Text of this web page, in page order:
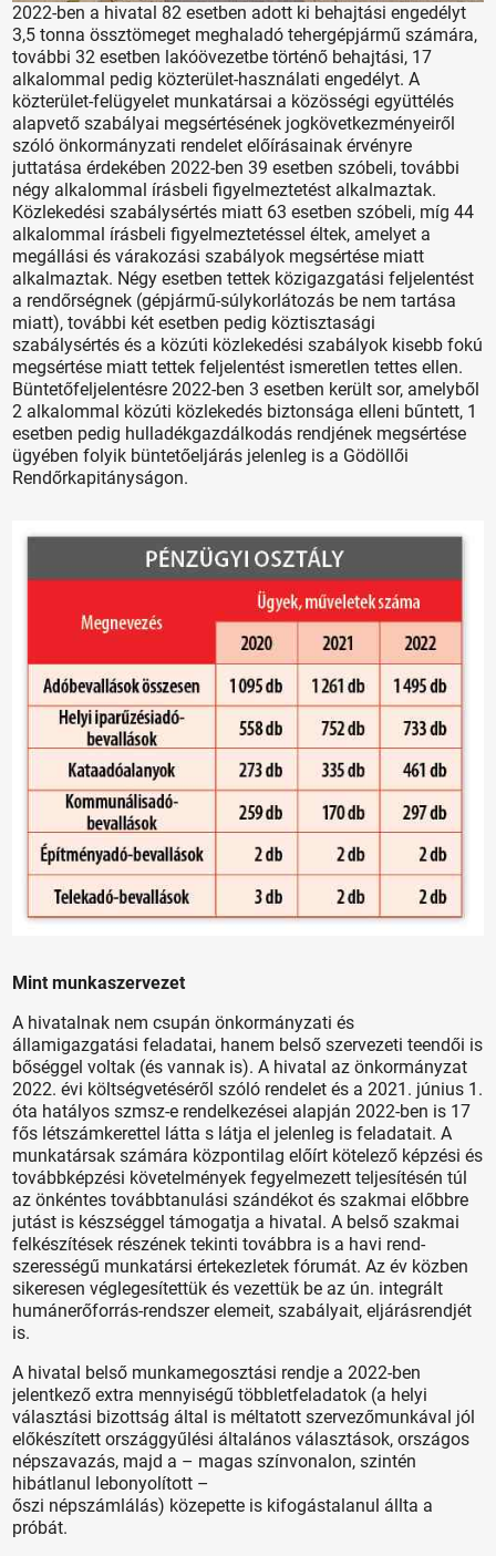
2022-ben a hivatal 82 esetben adott ki behajtási engedélyt
3,5 tonna össztömeget meghaladó tehergépjármű számára,
további 32 esetben lakóövezetbe történő behajtási, 17
alkalommal pedig közterület-használati engedélyt. A
közterület-felügyelet munkatársai a közösségi együttélés
alapvető szabályai megsértésének jogkövetkezményeiről
szóló önkormányzati rendelet előírásainak érvényre
juttatása érdekében 2022-ben 39 esetben szóbeli, további
négy alkalommal írásbeli figyelmeztetést alkalmaztak.
Közlekedési szabálysértés miatt 63 esetben szóbeli, míg 44
alkalommal írásbeli figyelmeztetéssel éltek, amelyet a
megállási és várakozási szabályok megsértése miatt
alkalmaztak. Négy esetben tettek közigazgatási feljelentést
a rendőrségnek (gépjármű-súlykorlátozás be nem tartása
miatt), további két esetben pedig köztisztasági
szabálysértés és a közúti közlekedési szabályok kisebb fokú
megsértése miatt tettek feljelentést ismeretlen tettes ellen.
Büntetőfeljelentésre 2022-ben 3 esetben került sor, amelyből
2 alkalommal közúti közlekedés biztonsága elleni bűntett, 1
esetben pedig hulladékgazdálkodás rendjének megsértése
ügyében folyik büntetőeljárás jelenleg is a Gödöllői
Rendőrkapitányságon.
Mint munkaszervezet
A hivatalnak nem csupán önkormányzati és
államigazgatási feladatai, hanem belső szervezeti teendői is
bőséggel voltak (és vannak is). A hivatal az önkormányzat
2022. évi költségvetéséről szóló rendelet és a 2021. június 1.
óta hatályos szmsz-e rendelkezései alapján 2022-ben is 17
fős létszámkerettel látta s látja el jelenleg is feladatait. A
munkatársak számára központilag előírt kötelező képzési és
továbbképzési követelmények fegyelmezett teljesítésén túl
az önkéntes továbbtanulási szándékot és szakmai előbbre
jutást is készséggel támogatja a hivatal. A belső szakmai
felkészítések részének tekinti továbbra is a havi rend­
szerességű munkatársi értekezletek fórumát. Az év közben
sikeresen véglegesítettük és vezettük be az ún. integrált
humánerőforrás-rendszer elemeit, szabályait, eljárásrendjét
is.
A hivatal belső munkamegosztási rendje a 2022-ben
jelentkező extra mennyiségű többletfeladatok (a helyi
választási bizottság által is méltatott szervezőmunkával jól
előkészített országgyűlési általános választások, országos
népszavazás, majd a – magas színvonalon, szintén
hibátlanul lebonyolított –
őszi népszámlálás) közepette is kifogástalanul állta a
próbát.